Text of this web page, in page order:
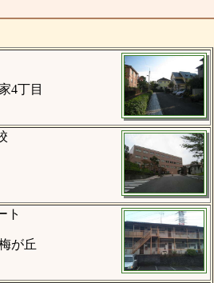
4丁目
ト
が丘